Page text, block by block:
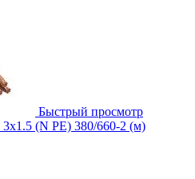
Быстрый просмотр
(N PE) 380/660-2 (м)